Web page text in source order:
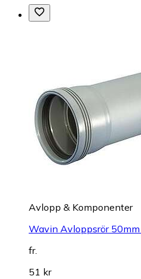
Avlopp & Komponenter
Wavin Avloppsrör
fr.
51 kr